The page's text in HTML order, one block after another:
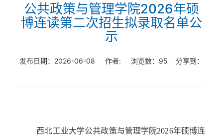
公共政策与管理学院2026年硕
博连读第二次招生拟录取名单公
示
发布日期： 2026-06-08 作者: 浏览数： 95 分享到：
西北工业大学公共政策与管理学院2026年硕博连